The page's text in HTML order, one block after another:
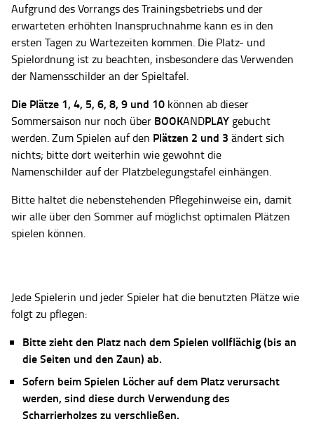
Aufgrund des Vorrangs des Trainingsbetriebs und der
erwarteten erhöhten Inanspruchnahme kann es in den
ersten Tagen zu Wartezeiten kommen. Die Platz- und
Spielordnung ist zu beachten, insbesondere das Verwenden
der Namensschilder an der Spieltafel.
Die Plätze 1, 4, 5, 6, 8, 9 und 10 können ab dieser
Sommersaison nur noch über BOOKANDPLAY gebucht
werden. Zum Spielen auf den Plätzen 2 und 3 ändert sich
nichts; bitte dort weiterhin wie gewohnt die
Namenschilder auf der Platzbelegungstafel einhängen.
Bitte haltet die nebenstehenden Pflegehinweise ein, damit
wir alle über den Sommer auf möglichst optimalen Plätzen
spielen können.
Jede Spielerin und jeder Spieler hat die benutzten Plätze wie
folgt zu pflegen:
Bitte zieht den Platz nach dem Spielen vollflächig (bis an
die Seiten und den Zaun) ab.
Sofern beim Spielen Löcher auf dem Platz verursacht
werden, sind diese durch Verwendung des
Scharrierholzes zu verschließen.